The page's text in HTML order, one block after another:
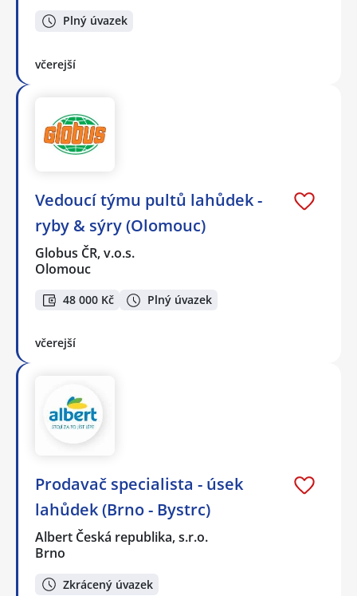
Plný úvazek
včerejší
Vedoucí týmu pultů lahůdek -
ryby & sýry (Olomouc)
Globus ČR, v.o.s.
Olomouc
48 000 Kč Plný úvazek
včerejší
Prodavač specialista - úsek
lahůdek (Brno - Bystrc)
Albert Česká republika, s.r.o.
Brno
Zkrácený úvazek